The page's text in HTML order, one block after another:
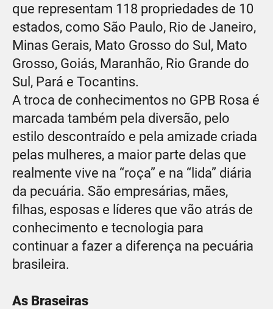
que representam 118 propriedades de 10
estados, como São Paulo, Rio de Janeiro,
Minas Gerais, Mato Grosso do Sul, Mato
Grosso, Goiás, Maranhão, Rio Grande do
Sul, Pará e Tocantins.
A troca de conhecimentos no GPB Rosa é
marcada também pela diversão, pelo
estilo descontraído e pela amizade criada
pelas mulheres, a maior parte delas que
realmente vive na “roça” e na “lida” diária
da pecuária. São empresárias, mães,
filhas, esposas e líderes que vão atrás de
conhecimento e tecnologia para
continuar a fazer a diferença na pecuária
brasileira.
As Braseiras